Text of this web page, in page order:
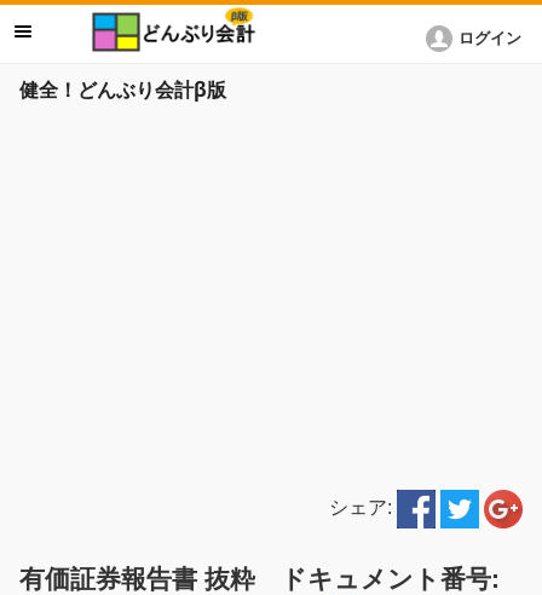
健全！どんぶり会計β版
ログイン
シェア:
有価証券報告書 抜粋 ドキュメント番号: